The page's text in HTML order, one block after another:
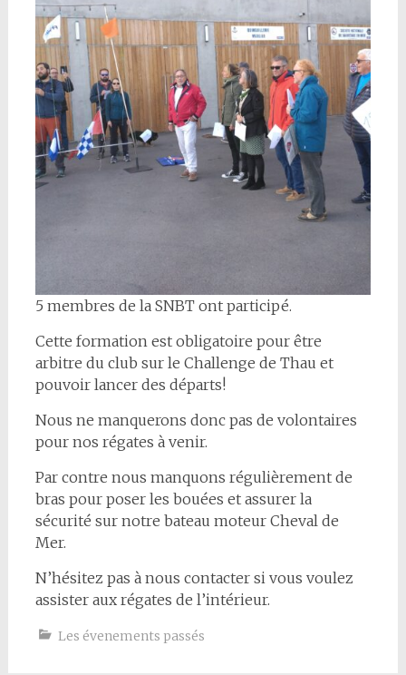
5 membres de la SNBT ont participé.
Cette formation est obligatoire pour être
arbitre du club sur le Challenge de Thau et
pouvoir lancer des départs!
Nous ne manquerons donc pas de volontaires
pour nos régates à venir.
Par contre nous manquons régulièrement de
bras pour poser les bouées et assurer la
sécurité sur notre bateau moteur Cheval de
Mer.
N’hésitez pas à nous contacter si vous voulez
assister aux régates de l’intérieur.
Les évenements passés